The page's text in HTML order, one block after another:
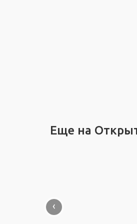
Еще на
‹